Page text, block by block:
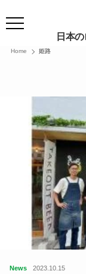
日本
Home 姫路
News 2023.10.15